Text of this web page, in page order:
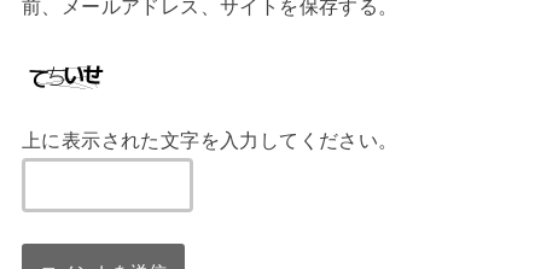
前、メールアドレス、サイトを保存する。
上に表示された文字を入力してください。